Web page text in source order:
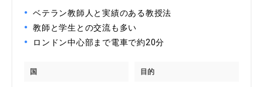
ベテラン教師人と実績のある教授法
教師と学生との交流も多い
ロンドン中心部まで電車で約20分
国 目的